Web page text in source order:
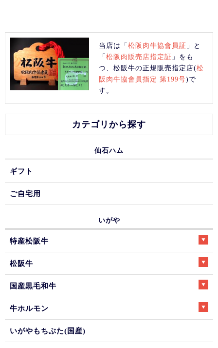
当店は「松阪肉牛協會員証 」と
「松阪肉販売店指定証 」をも
つ、松阪牛の正規販売指定店(松
阪肉牛協會員指定 第199号)で
す。
カテゴリから探す
仙石ハム
ギフト
ご自宅用
いがや
特産松阪牛
松阪牛
国産黒毛和牛
牛ホルモン
いがやもちぶた(国産)